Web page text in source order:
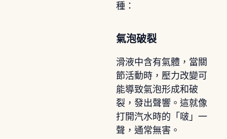
種：
氣泡破裂
滑液中含有氣體，當關
節活動時，壓力改變可
能導致氣泡形成和破
裂，發出聲響。這就像
打開汽水時的「啵」一
聲，通常無害。